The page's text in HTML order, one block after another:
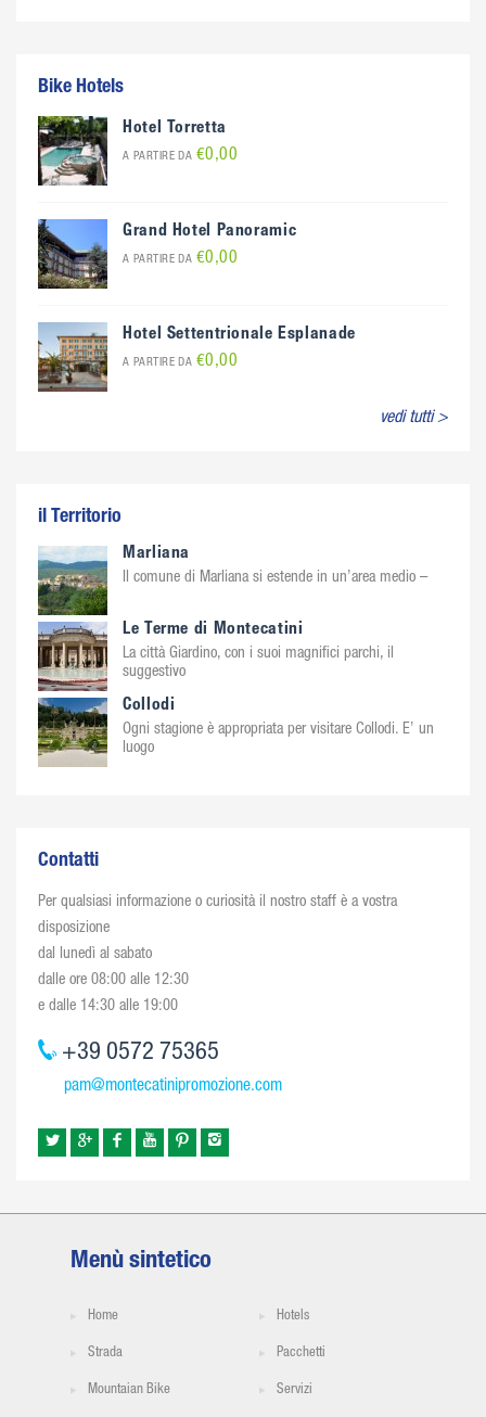
Bike Hotels
Hotel Torretta
A PARTIRE DA €0,00
Grand Hotel Panoramic
A PARTIRE DA €0,00
Hotel Settentrionale Esplanade
A PARTIRE DA €0,00
vedi tutti >
il Territorio
Marliana
Il comune di Marliana si estende in un’area medio –
Le Terme di Montecatini
La città Giardino, con i suoi magnifici parchi, il
suggestivo
Collodi
Ogni stagione è appropriata per visitare Collodi. E’ un
luogo
Contatti
Per qualsiasi informazione o curiosità il nostro staff è a vostra
disposizione
dal lunedì al sabato
dalle ore 08:00 alle 12:30
e dalle 14:30 alle 19:00
+39 0572 75365
pam@montecatinipromozione.com
Menù sintetico
Home Hotels
Strada Pacchetti
Mountaian Bike Servizi